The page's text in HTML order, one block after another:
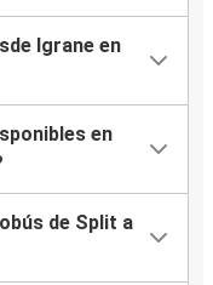
Igrane en
en
de Split a